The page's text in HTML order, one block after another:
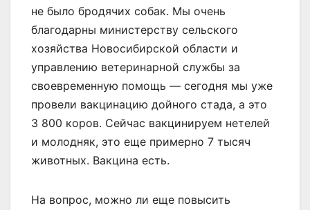
не было бродячих собак. Мы очень
благодарны министерству сельского
хозяйства Новосибирской области и
управлению ветеринарной службы за
своевременную помощь — сегодня мы уже
провели вакцинацию дойного стада, а это
3 800 коров. Сейчас вакцинируем нетелей
и молодняк, это еще примерно 7 тысяч
животных. Вакцина есть.
На вопрос, можно ли еще повысить